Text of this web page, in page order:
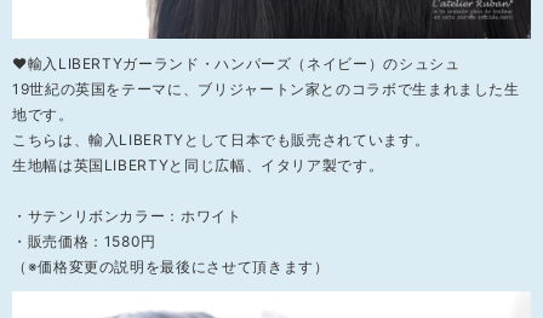
❤輸入LIBERTYガーランド・ハンパーズ（ネイビー）のシュシュ
19世紀の英国をテーマに、ブリジャートン家とのコラボで生まれました生
地です。
こちらは、輸入LIBERTYとして日本でも販売されています。
生地幅は英国LIBERTYと同じ広幅、イタリア製です。
・サテンリボンカラー：ホワイト
・販売価格：1580円
（※価格変更の説明を最後にさせて頂きます）